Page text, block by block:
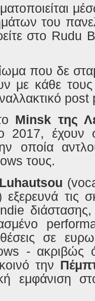
του
στο Rudu
που δε
με κάθε
post
Minsk της
2017, έχουν
οποία
τους.
Luhautsou (
εξερευνά τις
σε
- ακριβώς
την
εμφάνιση